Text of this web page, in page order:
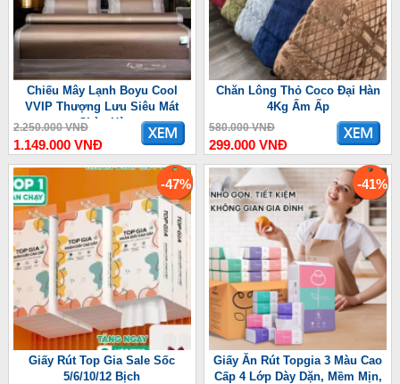
Chiếu Mây Lạnh Boyu Cool
VVIP Thượng Lưu Siêu Mát
Chào Hè
2.250.000 VNĐ
1.149.000 VNĐ
Chăn Lông Thỏ Coco Đại Hàn
4Kg Ấm Ấp
580.000 VNĐ
299.000 VNĐ
-47%
Giấy Rút Top Gia Sale Sốc
5/6/10/12 Bịch
-41%
Giấy Ăn Rút Topgia 3 Màu Cao
Cấp 4 Lớp Dày Dặn, Mềm Mịn,